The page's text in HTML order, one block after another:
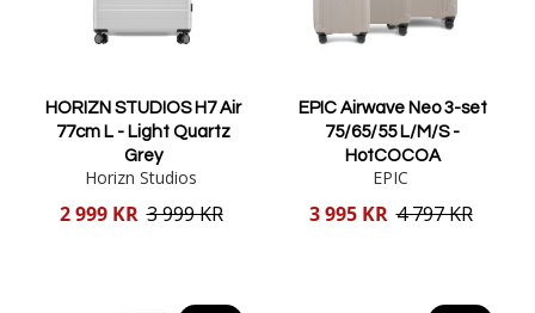
HORIZN STUDIOS H7 Air
77cm L - Light Quartz
Grey
Horizn Studios
Reducerat
2 999 KR 3 999 KR
EPIC Airwave Neo 3-set
75/65/55 L/M/S -
HotCOCOA
EPIC
Reducerat
3 995 KR 4 797 KR